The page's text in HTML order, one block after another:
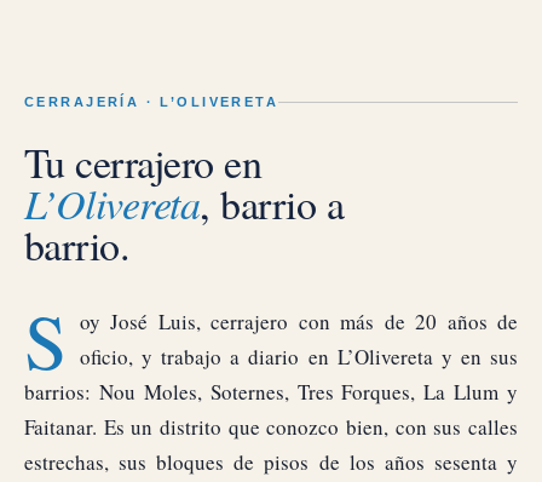
CERRAJERÍA · L’OLIVERETA
Tu cerrajero en
L’Olivereta, barrio a
barrio.
S
oy José Luis, cerrajero con más de 20 años de
oficio, y trabajo a diario en L’Olivereta y en sus
barrios: Nou Moles, Soternes, Tres Forques, La Llum y
Faitanar. Es un distrito que conozco bien, con sus calles
estrechas, sus bloques de pisos de los años sesenta y